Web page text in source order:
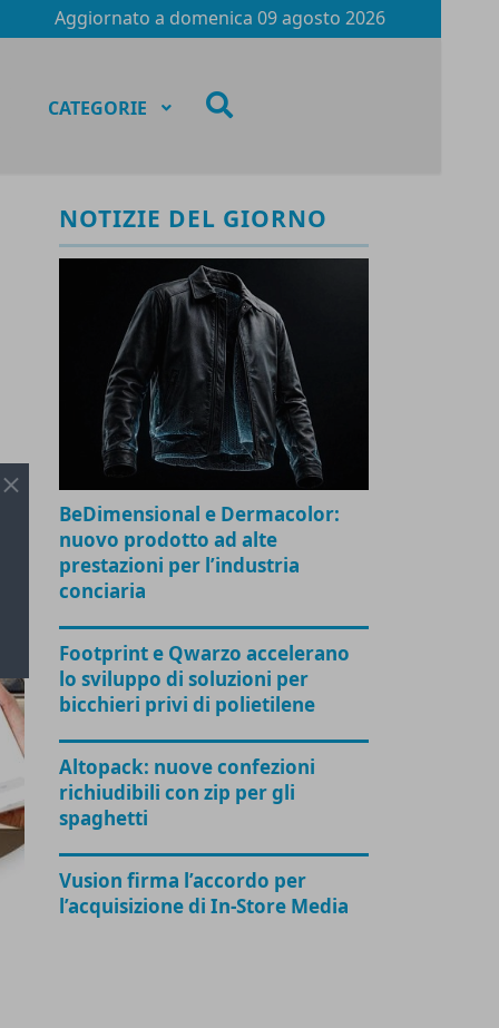
Aggiornato a domenica 09 agosto 2026
CATEGORIE
NOTIZIE DEL GIORNO
BeDimensional e Dermacolor:
nuovo prodotto ad alte
prestazioni per l’industria
conciaria
Footprint e Qwarzo accelerano
lo sviluppo di soluzioni per
bicchieri privi di polietilene
Altopack: nuove confezioni
richiudibili con zip per gli
spaghetti
Vusion firma l’accordo per
l’acquisizione di In-Store Media